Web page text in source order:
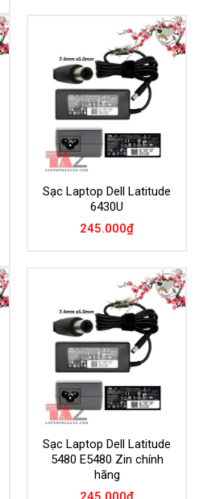
Add to
Wishlist
Sạc Laptop Dell Latitude
6430U
245.000₫
Add to
Wishlist
Sạc Laptop Dell Latitude
5480 E5480 Zin chính
hãng